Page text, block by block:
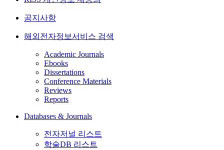
공지사항
해외전자정보서비스 검색
Academic Journals
Ebooks
Dissertations
Conference Materials
Reviews
Reports
Databases & Journals
전자저널 리스트
학술DB 리스트